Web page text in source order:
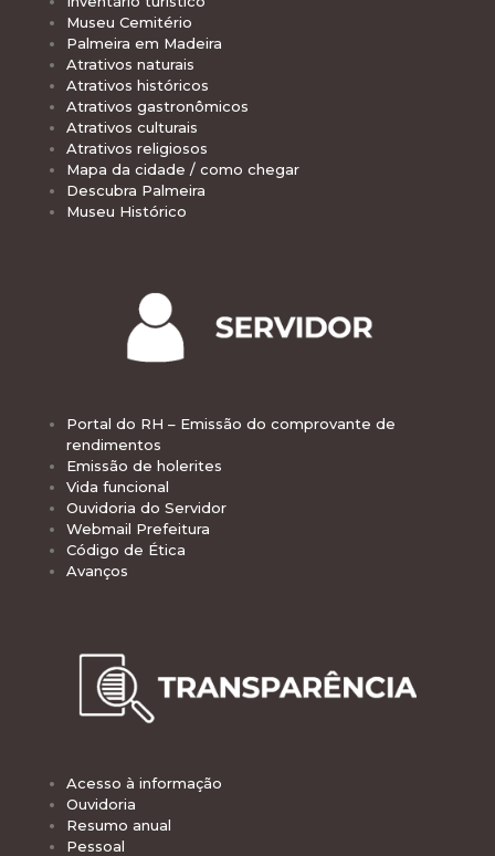
Museu Cemitério
Palmeira em Madeira
Atrativos naturais
Atrativos históricos
Atrativos gastronômicos
Atrativos culturais
Atrativos religiosos
Mapa da cidade / como chegar
Descubra Palmeira
Museu Histórico
Portal do RH – Emissão do comprovante de
rendimentos
Emissão de holerites
Vida funcional
Ouvidoria do Servidor
Webmail Prefeitura
Código de Ética
Avanços
Acesso à informação
Ouvidoria
Resumo anual
Pessoal